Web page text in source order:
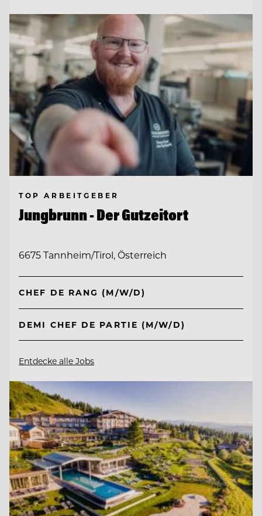
TOP ARBEITGEBER
Jungbrunn - Der Gutzeitort
6675 Tannheim/Tirol, Österreich
CHEF DE RANG (M/W/D)
DEMI CHEF DE PARTIE (M/W/D)
Entdecke alle Jobs